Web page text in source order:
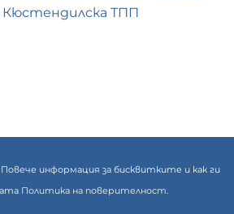
ТПП
Повече информация за бисквитките и как ги
Политика на поверителност.